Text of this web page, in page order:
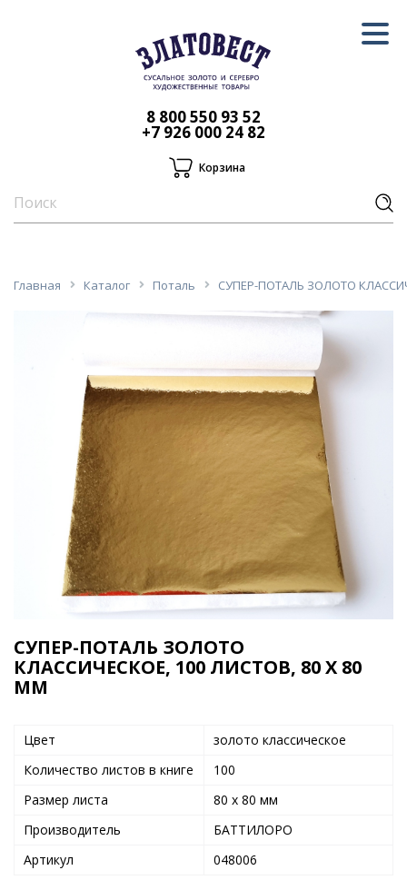
8 800 550 93 52
+7 926 000 24 82
Корзина
Главная Каталог Поталь СУПЕР-ПОТАЛЬ ЗОЛОТО
СУПЕР-ПОТАЛЬ ЗОЛОТО
КЛАССИЧЕСКОЕ, 100 ЛИСТОВ, 80 Х 80
ММ
Цвет
золото классическое
Количество листов в книге
100
Размер листа
80 x 80 мм
Производитель
БАТТИЛОРО
Артикул
048006